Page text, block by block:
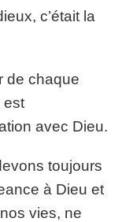
c’était la
de chaque
est
avec Dieu.
toujours
à Dieu et
vies, ne